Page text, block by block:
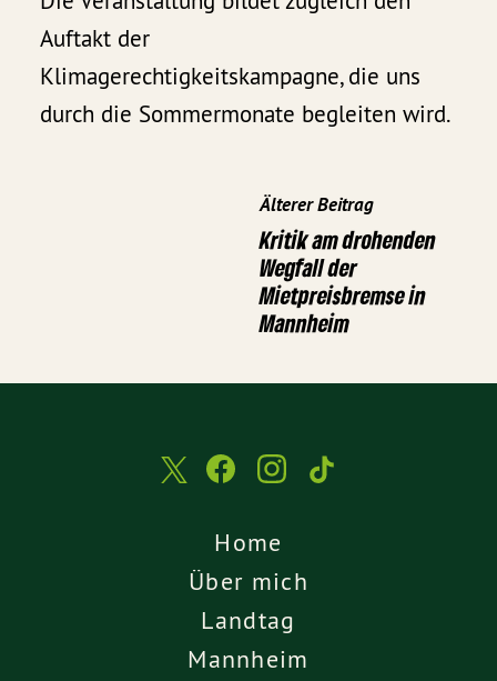
Auftakt der
Klimagerechtigkeitskampagne, die uns
durch die Sommermonate begleiten wird.
Älterer Beitrag
Kritik am drohenden
Wegfall der
Mietpreisbremse in
Mannheim
Home
Über mich
Landtag
Mannheim